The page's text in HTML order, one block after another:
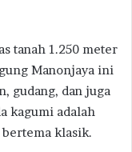
tanah 1.250 meter
Manonjaya ini
gudang, dan juga
kagumi adalah
klasik.